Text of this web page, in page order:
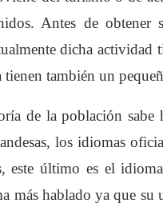
Antes de obtener
dicha actividad
también un
de la población sabe
los idiomas
este último es el
más hablado ya que